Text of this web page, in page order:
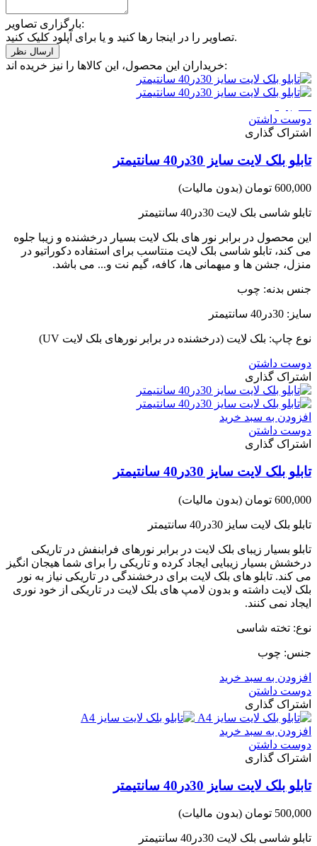
بارگزاری تصاویر:
تصاویر را در اینجا رها کنید و یا برای آپلود کلیک کنید.
خریداران این محصول، این کالاها را نیز خریده اند:
دوست داشتن
اشتراک گذاری
تابلو بلک لایت سایز 30در40 سانتیمتر
600,000 تومان (بدون مالیات)
تابلو شاسی بلک لایت 30در40 سانتیمتر
این محصول در برابر نور های بلک لایت بسیار درخشنده و زیبا جلوه
می کند، تابلو شاسی بلک لایت منتاسب برای استفاده دکوراتیو در
منزل، جشن ها و میهمانی ها، کافه، گیم نت و... می باشد.
جنس بدنه: چوب
سایز: 30در40 سانتیمتر
نوع چاپ: بلک لایت (درخشنده در برابر نورهای بلک لایت UV)
دوست داشتن
اشتراک گذاری
افزودن به سبد خرید
دوست داشتن
اشتراک گذاری
تابلو بلک لایت سایز 30در40 سانتیمتر
600,000 تومان (بدون مالیات)
تابلو بلک لایت سایز 30در40 سانتیمتر
تابلو بسیار زیبای بلک لایت در برابر نورهای فرابنفش در تاریکی
درخشش بسیار زیبایی ایجاد کرده و تاریکی را برای شما هیجان انگیز
می کند. تابلو های بلک لایت برای درخشندگی در تاریکی نیاز به نور
بلک لایت داشته و بدون لامپ های بلک لایت در تاریکی از خود نوری
ایجاد نمی کنند.‌‌‌‌‌‌‌‌‌‌‌‌‌‌‌‌‌‌‌‌‌‌‌‌
نوع: تخته شاسی
جنس: چوب
افزودن به سبد خرید
دوست داشتن
اشتراک گذاری
افزودن به سبد خرید
دوست داشتن
اشتراک گذاری
تابلو بلک لایت سایز 30در40 سانتیمتر
500,000 تومان (بدون مالیات)
تابلو شاسی بلک لایت 30در40 سانتیمتر